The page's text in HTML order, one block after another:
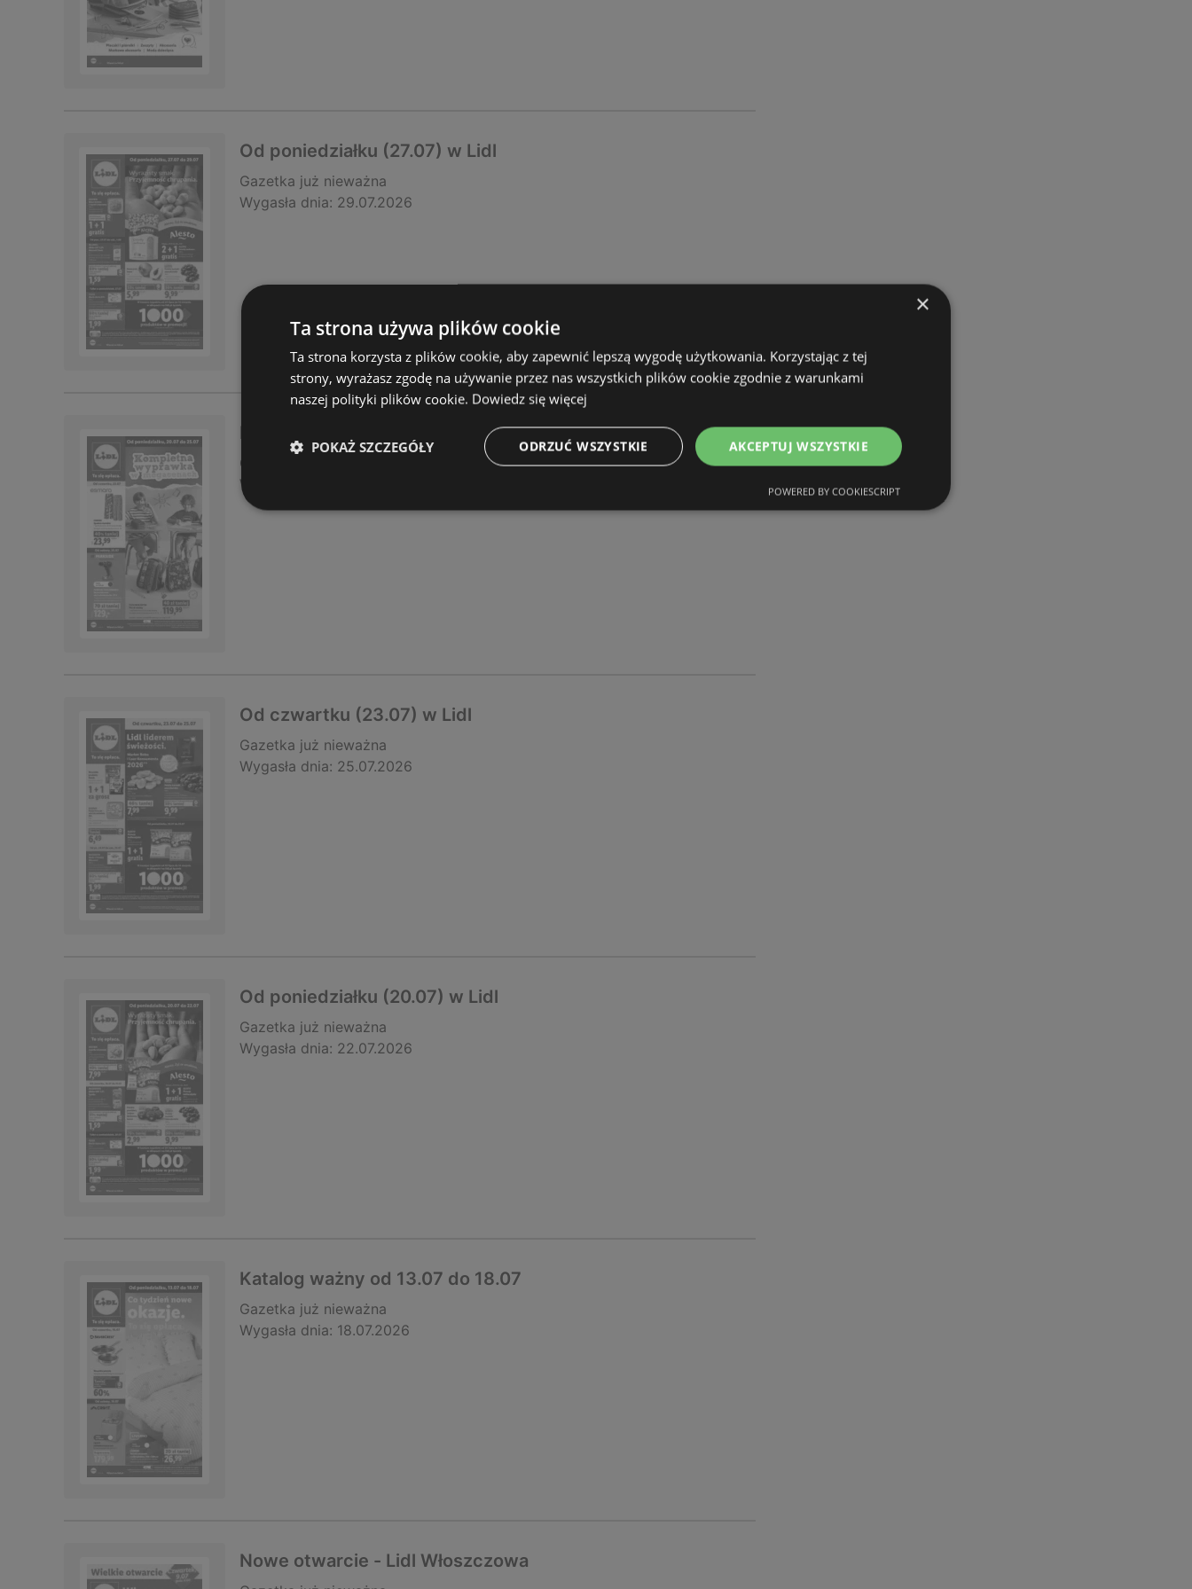
Od poniedziałku (27.07) w Lidl
Gazetka już nieważna
Wygasła dnia: 29.07.2026
Katalog ważny od 20.07 do 25.07
Gazetka
Wygasła dnia:
Od czwartku (23.07) w Lidl
Gazetka już nieważna
Wygasła dnia: 25.07.2026
Od poniedziałku (20.07) w Lidl
Gazetka już nieważna
Wygasła dnia: 22.07.2026
Katalog ważny od 13.07 do 18.07
Gazetka już nieważna
Wygasła dnia: 18.07.2026
Nowe otwarcie - Lidl Włoszczowa
×
Ta strona używa plików cookie
Ta strona korzysta z plików cookie, aby zapewnić lepszą wygodę użytkowania. Korzystając z tej
strony, wyrażasz zgodę na używanie przez nas wszystkich plików cookie zgodnie z warunkami
naszej polityki plików cookie. Dowiedz się więcej
AKCEPTUJ WSZYSTKIE
ODRZUĆ WSZYSTKIE
POKAŻ SZCZEGÓŁY
POWERED BY COOKIESCRIPT